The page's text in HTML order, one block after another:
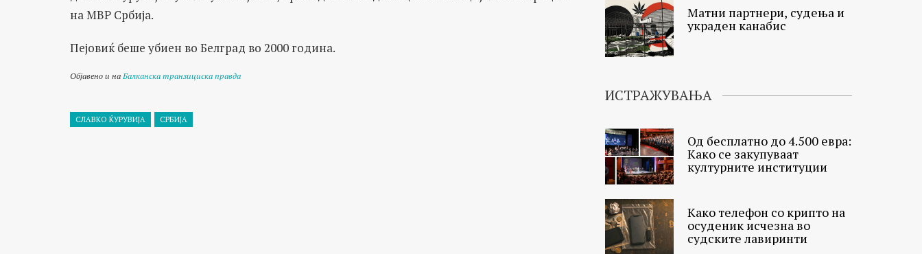
на МВР Србија.
Пејовиќ беше убиен во Белград во 2000 година.
Објавено и на Балканска транзициска правда
СЛАВКО ЌУРУВИЈА СРБИЈА
Матни партнери, судења и
украден канабис
ИСТРАЖУВАЊА
Од бесплатно до 4.500 евра:
Како се закупуваат
културните институции
Како телефон со крипто на
осуденик исчезна во
судските лавиринти